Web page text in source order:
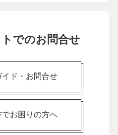
でのお問合せ
イド・お問合せ
お困りの方へ